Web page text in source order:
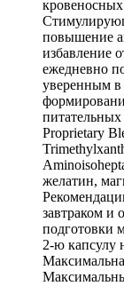
повышение
избавление
ежедневно
уверенным
Proprietary
желатин,
завтраком и
подготовки
2-ю капсулу